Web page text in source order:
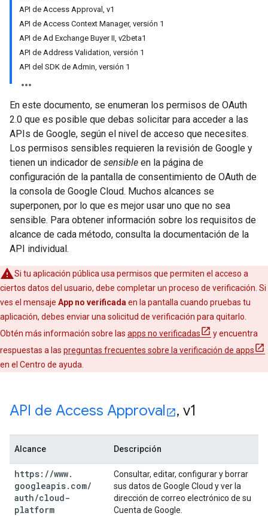
API de Access Approval, v1
API de Access Context Manager, versión 1
API de Ad Exchange Buyer II, v2beta1
API de Address Validation, versión 1
API del SDK de Admin, versión 1
En este documento, se enumeran los permisos de OAuth
2.0 que es posible que debas solicitar para acceder a las
APIs de Google, según el nivel de acceso que necesites.
Los permisos sensibles requieren la revisión de Google y
tienen un indicador de sensible en la página de
configuración de la pantalla de consentimiento de OAuth de
la consola de Google Cloud. Muchos alcances se
superponen, por lo que es mejor usar uno que no sea
sensible. Para obtener información sobre los requisitos de
alcance de cada método, consulta la documentación de la
API individual.
Si tu aplicación pública usa permisos que permiten el acceso a
ciertos datos del usuario, debe completar un proceso de verificación. Si
ves el mensaje App no verificada en la pantalla cuando pruebas tu
aplicación, debes enviar una solicitud de verificación para quitarlo.
Obtén más información sobre las apps no verificadas
y encuentra
respuestas a las preguntas frecuentes sobre la verificación de apps
en el Centro de ayuda.
API de Access Approval , v1
Alcance Descripción
https: //www.
googleapis. com/
auth/cloud-
platform
Consultar, editar, configurar y borrar
sus datos de Google Cloud y ver la
dirección de correo electrónico de su
Cuenta de Google.